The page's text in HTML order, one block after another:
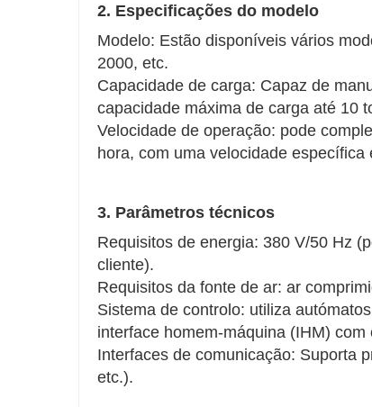
2. Especificações do modelo
Modelo: Estão disponíveis vários
2000, etc.
Capacidade de carga: Capaz de
capacidade máxima de carga até 10
Velocidade de operação: pode
hora, com uma velocidade
3. Parâmetros técnicos
Requisitos de energia: 380 V/50 Hz
cliente).
Requisitos da fonte de ar: ar
Sistema de controlo: utiliza
interface homem-máquina (IHM) com
Interfaces de comunicação: Suporta
etc.).